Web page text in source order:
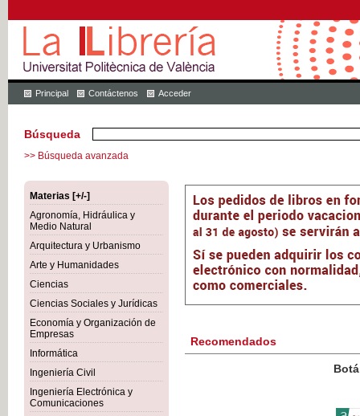
Principal Contáctenos Acceder
Búsqueda
>> Búsqueda avanzada
Materias [+/-]
Agronomía, Hidráulica y
Medio Natural
Arquitectura y Urbanismo
Arte y Humanidades
Ciencias
Ciencias Sociales y Jurídicas
Economía y Organización de
Empresas
Informática
Ingeniería Civil
Ingeniería Electrónica y
Comunicaciones
Recomendados